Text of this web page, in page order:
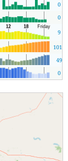
0
0
9
1016
49
0